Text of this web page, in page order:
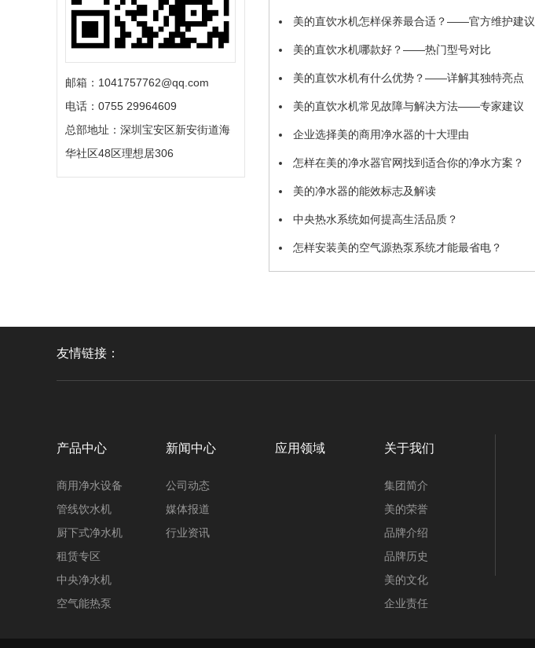
邮箱：1041757762@qq.com
电话：0755 29964609
总部地址：深圳宝安区新安街道海
华社区48区理想居306
美的直饮水机怎样保养最合适？——官方维护建议
美的直饮水机哪款好？——热门型号对比
美的直饮水机有什么优势？——详解其独特亮点
美的直饮水机常见故障与解决方法——专家建议
企业选择美的商用净水器的十大理由
怎样在美的净水器官网找到适合你的净水方案？
美的净水器的能效标志及解读
中央热水系统如何提高生活品质？
怎样安装美的空气源热泵系统才能最省电？
友情链接：
产品中心
商用净水设备
管线饮水机
厨下式净水机
租赁专区
中央净水机
空气能热泵
新闻中心
公司动态
媒体报道
行业资讯
应用领域 关于我们
集团简介
美的荣誉
品牌介绍
品牌历史
美的文化
企业责任